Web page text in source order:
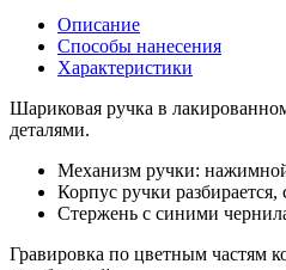
Описание
Способы нанесения
Характеристики
Шариковая ручка в
деталями.
Механизм ручки:
Корпус ручки разбирается,
Стержень с синими
Гравировка по цветным частям